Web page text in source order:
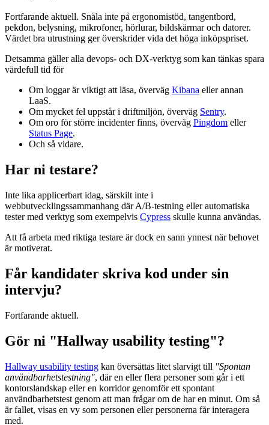
Fortfarande aktuell. Snåla inte på ergonomistöd, tangentbord,
pekdon, belysning, mikrofoner, hörlurar, bildskärmar och datorer.
Värdet bra utrustning ger överskrider vida det höga inköpspriset.
Detsamma gäller alla devops- och DX-verktyg som kan tänkas spara
värdefull tid för
Om loggar är viktigt att läsa, överväg Kibana eller annan
LaaS.
Om mycket fel uppstår i driftmiljön, överväg Sentry.
Om oro för större incidenter finns, överväg Pingdom eller
Status Page.
Och så vidare.
Har ni testare?
Inte lika applicerbart idag, särskilt inte i
webbutvecklingssammanhang där A/B-testning eller automatiska
tester med verktyg som exempelvis Cypress skulle kunna användas.
Att få arbeta med riktiga testare är dock en sann ynnest när behovet
är motiverat.
Får kandidater skriva kod under sin
intervju?
Fortfarande aktuell.
Gör ni "Hallway usability testing"?
Hallway usability testing kan översättas litet slarvigt till "Spontan
användbarhetstestning", där en eller flera personer som går i ett
kontorslandskap eller en korridor genomför ett spontant
användbarhetstest genom att man frågar om de har en minut. Om så
är fallet, visas en vy som personen eller personerna får interagera
med.